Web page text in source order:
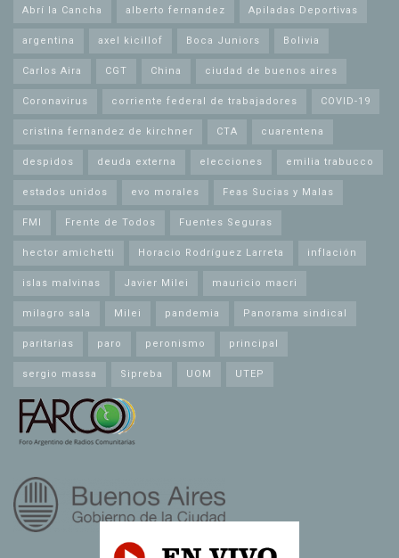
Abrí la Cancha alberto fernandez Apiladas Deportivas
argentina axel kicillof Boca Juniors Bolivia
Carlos Aira CGT China ciudad de buenos aires
Coronavirus corriente federal de trabajadores COVID-19
cristina fernandez de kirchner CTA cuarentena
despidos deuda externa elecciones emilia trabucco
estados unidos evo morales Feas Sucias y Malas
FMI Frente de Todos Fuentes Seguras
hector amichetti Horacio Rodríguez Larreta inflación
islas malvinas Javier Milei mauricio macri
milagro sala Milei pandemia Panorama sindical
paritarias paro peronismo principal
sergio massa Sipreba UOM UTEP